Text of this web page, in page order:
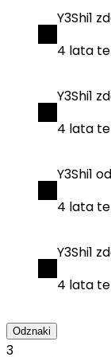
Y3Shi1
4 lata
Y3Shi1
4 lata
Y3Shi1
4 lata
Y3Shi1
4 lata
Odznaki
3